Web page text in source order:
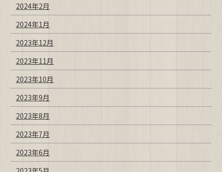
2024年2月
2024年1月
2023年12月
2023年11月
2023年10月
2023年9月
2023年8月
2023年7月
2023年6月